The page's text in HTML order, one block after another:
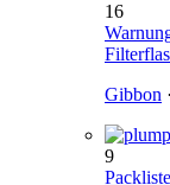
16
Gibbon
9